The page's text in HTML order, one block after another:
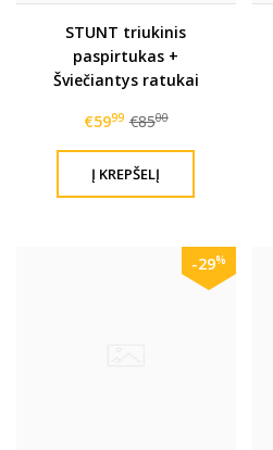
STUNT triukinis
paspirtukas +
Šviečiantys ratukai
€5999 €8500
-29%